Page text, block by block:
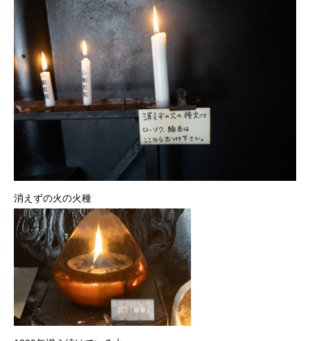
消えずの火の火種